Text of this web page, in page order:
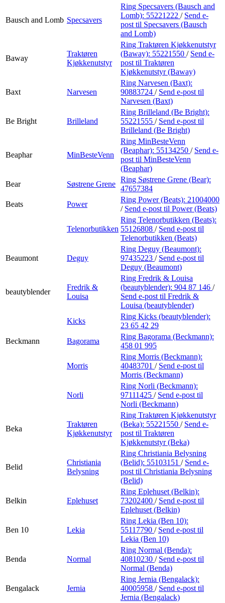
Bausch and Lomb Specsavers
Ring Specsavers (Bausch and
Lomb): 55221222 / Send e-
post til Specsavers (Bausch
and Lomb)
Baway
Traktøren
Kjøkkenutstyr
Ring Traktøren Kjøkkenutstyr
(Baway): 55221550 / Send e-
post til Traktøren
Kjøkkenutstyr (Baway)
Baxt Narvesen
Ring Narvesen (Baxt):
90883724 / Send e-post til
Narvesen (Baxt)
Be Bright Brilleland
Ring Brilleland (Be Bright):
55221555 / Send e-post til
Brilleland (Be Bright)
Beaphar MinBesteVenn
Ring MinBesteVenn
(Beaphar): 55134250 / Send e-
post til MinBesteVenn
(Beaphar)
Bear
Søstrene Grene
Ring Søstrene Grene (Bear):
47657384
Beats
Power
Ring Power (Beats): 21004000
/ Send e-post til Power (Beats)
Telenorbutikken
Ring Telenorbutikken (Beats):
55126808 / Send e-post til
Telenorbutikken (Beats)
Beaumont Deguy
Ring Deguy (Beaumont):
97435223 / Send e-post til
Deguy (Beaumont)
beautyblender
Fredrik &
Louisa
Ring Fredrik & Louisa
(beautyblender): 904 87 146 /
Send e-post til Fredrik &
Louisa (beautyblender)
Kicks
Ring Kicks (beautyblender):
23 65 42 29
Beckmann
Bagorama
Ring Bagorama (Beckmann):
458 01 995
Morris
Ring Morris (Beckmann):
40483701 / Send e-post til
Morris (Beckmann)
Norli
Ring Norli (Beckmann):
97111425 / Send e-post til
Norli (Beckmann)
Beka
Traktøren
Kjøkkenutstyr
Ring Traktøren Kjøkkenutstyr
(Beka): 55221550 / Send e-
post til Traktøren
Kjøkkenutstyr (Beka)
Belid
Christiania
Belysning
Ring Christiania Belysning
(Belid): 55103151 / Send e-
post til Christiania Belysning
(Belid)
Belkin Eplehuset
Ring Eplehuset (Belkin):
73202400 / Send e-post til
Eplehuset (Belkin)
Ben 10 Lekia
Ring Lekia (Ben 10):
55117790 / Send e-post til
Lekia (Ben 10)
Benda Normal
Ring Normal (Benda):
40810230 / Send e-post til
Normal (Benda)
Bengalack Jernia
Ring Jernia (Bengalack):
40005958 / Send e-post til
Jernia (Bengalack)